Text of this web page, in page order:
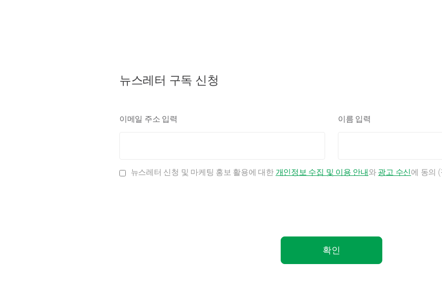
뉴스레터 구독 신청
이메일 주소 입력 이름 입력
뉴스레터 신청 및 마케팅 홍보 활용에 대한 개인정보 수집 및 이용 안내와 광고 수신에 동의
확인